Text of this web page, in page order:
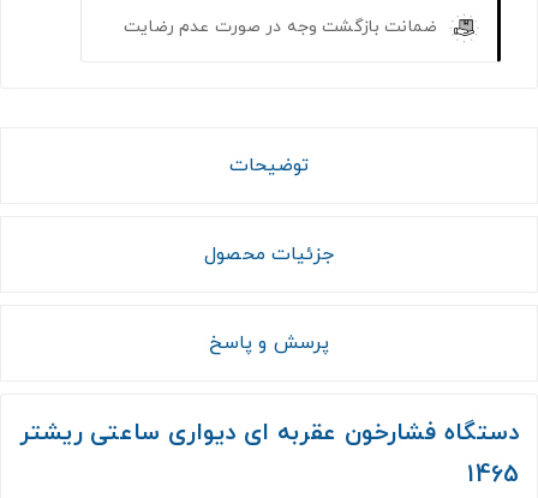
ضمانت بازگشت وجه در صورت عدم رضایت
توضیحات
جزئیات محصول
پرسش و پاسخ
دستگاه فشارخون عقربه ای دیواری ساعتی ریشتر
1465